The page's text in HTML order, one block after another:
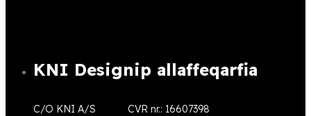
KNI Designip allaffeqarfia
C/O KNI A/S
CVR nr.: 16607398